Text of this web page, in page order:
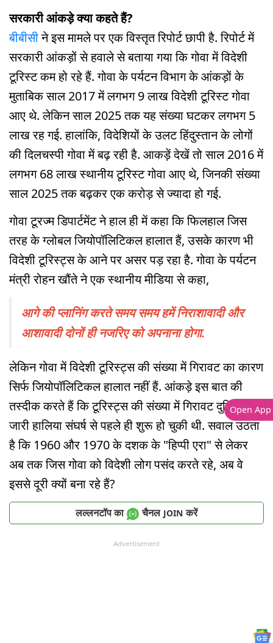
सरकारी आंकड़े क्या कहते हैं?
बीबीसीने इस मामले पर एक विस्तृत रिपोर्ट छापी है. रिपोर्ट में
सरकारी आंकड़ों से हवाले से बताया गया कि गोवा में विदेशी
टूरिस्ट कम हो रहे हैं. गोवा के पर्यटन विभाग के आंकड़ों के
मुताबिक साल 2017 में लगभग 9 लाख विदेशी टूरिस्ट गोवा
आए थे. लेकिन साल 2025 तक यह संख्या घटकर लगभग 5
लाख रह गई. हालांकि, विदेशियों के उलट हिंदुस्तान के लोगों
की दिलचस्पी गोवा में बढ़ रही है. आकड़ें देखें तो साल 2016 में
लगभग 68 लाख स्थानीय टूरिस्ट गोवा आए थे, जिनकी संख्या
साल 2025 तक बढ़कर एक करोड़ से ज्यादा हो गई.
गोवा टूरज्म डिपार्टमेंट ने हाल ही में कहा कि फिलहाल जिस
तरह के ग्लोबल जियोपॉलिटिकल हालात हैं, उसके कारण भी
विदेशी टूरिस्ट्स के आने पर असर पड़ रहा है. गोवा के पर्यटन
मंत्री रोहन खौंते ने एक स्थानीय मीडिया से कहा,
आगे की प्लानिंग करते समय समय हमें निराशावादी और
आशावादी दोनों ही नजरिए को अपनाना होगा.
लेकिन गोवा में विदेशी टूरिस्ट्स की संख्या में गिरावट का कारण
सिर्फ जियोपॉलिटिकल हालात नहीं हैं. आंकड़े इस बात की
तस्दीक करते हैं कि टूरिस्ट्स की संख्या में गिरावट दुनियाभर में
जारी हालिया संघर्ष से पहले ही शुरू हो चुकी थी. सवाल उठता
है कि 1960 और 1970 के दशक के "हिप्पी एरा" से लेकर
अब तक जिस गोवा को विदेशी लोग पसंद करते रहे, अब वे
इससे दूरी क्यों बना रहे हैं?
लल्लनटॉप का चैनल JOIN करें
Advertisement
Open App